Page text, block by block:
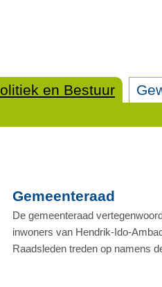
en Bestuur
Gemeenteraad
De gemeenteraad
inwoners van Hendrik-Ido-
Raadsleden treden op namens